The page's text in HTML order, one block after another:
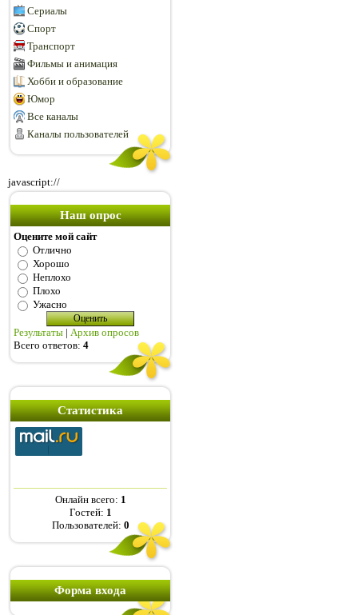
Сериалы
Спорт
Транспорт
Фильмы и анимация
Хобби и образование
Юмор
Все каналы
Каналы пользователей
javascript://
Наш опрос
Оцените мой сайт
Отлично
Хорошо
Неплохо
Плохо
Ужасно
Результаты | Архив опросов
Всего ответов: 4
Статистика
Онлайн всего: 1
Гостей: 1
Пользователей: 0
Форма входа